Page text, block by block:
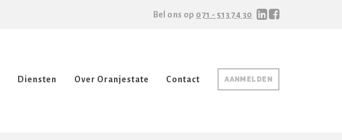
Bel ons op 071 - 513 74 30
AANMELDEN
Diensten Over Oranjestate Contact